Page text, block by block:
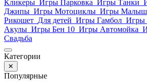
Кликеры Игры Парковка Игры Танки
Джипы Игры Мотоциклы Игры
Рикошет Для детей Игры Гамбол Игры
Акулы Игры Бен 10 Игры Автомойка
Свадьба
Категории
✕
Популярные